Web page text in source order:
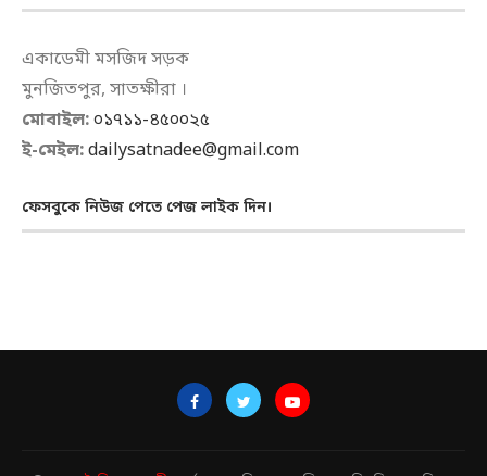
একাডেমী মসজিদ সড়ক
মুনজিতপুর, সাতক্ষীরা ।
মোবাইল:০১৭১১-৪৫০০২৫
ই-মেইল:dailysatnadee@gmail.com
ফেসবুকে নিউজ পেতে পেজ লাইক দিন।